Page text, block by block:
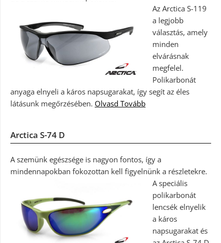
Az Arctica S-119
a legjobb
választás, amely
minden
elvárásnak
megfelel.
Polikarbonát
anyaga elnyeli a káros napsugarakat, így segít az éles
látásunk megőrzésében. Olvasd Tovább
Arctica S-74 D
A szemünk egészsége is nagyon fontos, így a
mindennapokban fokozottan kell figyelnünk a részletekre.
A speciális
polikarbonát
lencsék elnyelik
a káros
napsugarakat és